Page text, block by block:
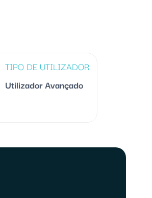
TIPO DE UTILIZADOR
Utilizador Avançado